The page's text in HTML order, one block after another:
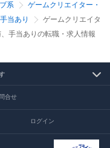
系
ゲームクリエイター・
当あり
ゲームクリエイタ
手当ありの転職・求人情報
合せ
ログイン